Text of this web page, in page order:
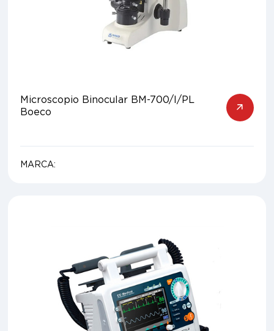
Microscopio Binocular BM-700/I/PL
Boeco
MARCA: